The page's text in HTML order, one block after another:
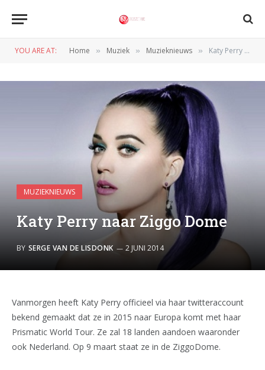
YOU ARE AT: Home » Muziek » Muzieknieuws » Katy Perry naar Ziggo Dome
MUZIEKNIEUWS
Katy Perry naar Ziggo Dome
BY SERGE VAN DE LISDONK 2 JUNI 2014
Vanmorgen heeft Katy Perry officieel via haar twitteraccount
bekend gemaakt dat ze in 2015 naar Europa komt met haar
Prismatic World Tour. Ze zal 18 landen aandoen waaronder
ook Nederland. Op 9 maart staat ze in de ZiggoDome.